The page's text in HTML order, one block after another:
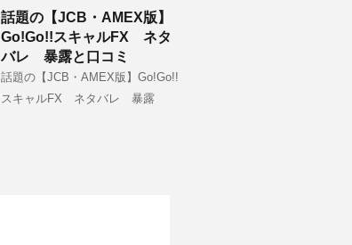
話題の【JCB・AMEX版】
Go!Go!!スキャルFX ネタ
バレ 暴露と口コミ
話題の【JCB・AMEX版】Go!Go!!
スキャルFX ネタバレ 暴露